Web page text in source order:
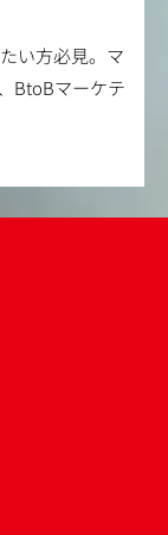
い方必見。マ
BtoBマーケテ